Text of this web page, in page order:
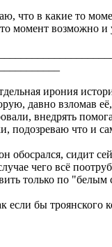
что в какие то
момент возможно
ирония
давно взломав
внедрять
подозреваю что и
обосрался, сидит
чего всё
только по "белым
если бы